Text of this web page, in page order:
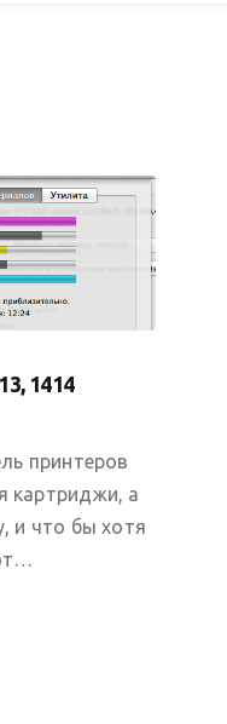
1414
принтеров
картриджи, а
и что бы хотя